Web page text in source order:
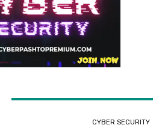
CYBER SECURITY